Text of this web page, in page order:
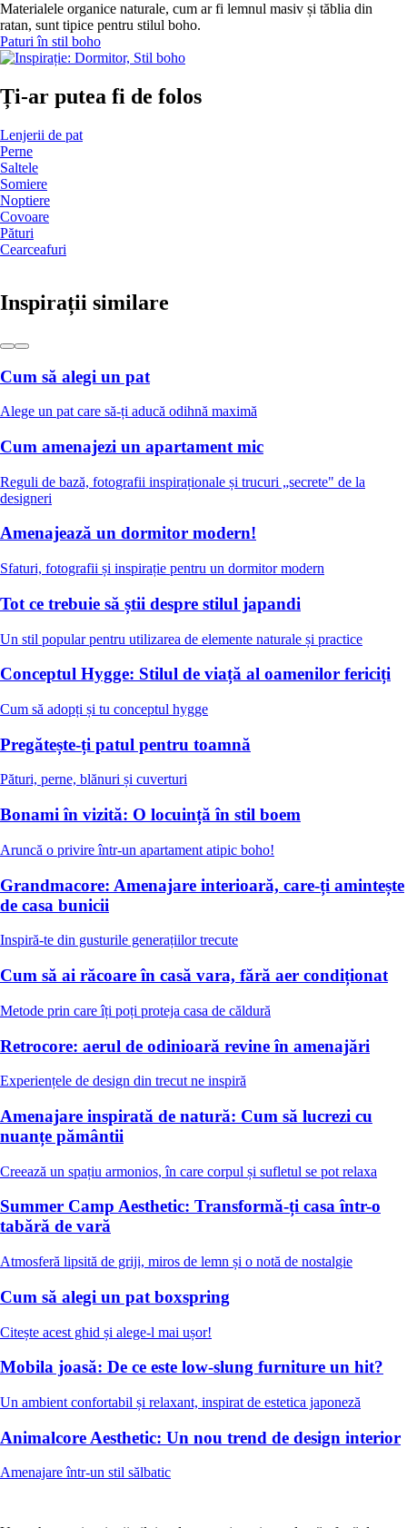
Materialele organice naturale, cum ar fi lemnul masiv și tăblia din
ratan, sunt tipice pentru stilul boho.
Paturi în stil boho
Ți-ar putea fi de folos
Lenjerii de pat
Perne
Saltele
Somiere
Noptiere
Covoare
Pături
Cearceafuri
Inspirații similare
Cum să alegi un pat
Alege un pat care să-ți aducă odihnă maximă
Cum amenajezi un apartament mic
Reguli de bază, fotografii inspiraționale și trucuri „secrete" de la
designeri
Amenajează un dormitor modern!
Sfaturi, fotografii și inspirație pentru un dormitor modern
Tot ce trebuie să știi despre stilul japandi
Un stil popular pentru utilizarea de elemente naturale și practice
Conceptul Hygge: Stilul de viață al oamenilor fericiți
Cum să adopți și tu conceptul hygge
Pregătește-ți patul pentru toamnă
Pături, perne, blănuri și cuverturi
Bonami în vizită: O locuință în stil boem
Aruncă o privire într-un apartament atipic boho!
Grandmacore: Amenajare interioară, care-ți amintește
de casa bunicii
Inspiră-te din gusturile generațiilor trecute
Cum să ai răcoare în casă vara, fără aer condiționat
Metode prin care îți poți proteja casa de căldură
Retrocore: aerul de odinioară revine în amenajări
Experiențele de design din trecut ne inspiră
Amenajare inspirată de natură: Cum să lucrezi cu
nuanțe pământii
Creează un spațiu armonios, în care corpul și sufletul se pot relaxa
Summer Camp Aesthetic: Transformă-ți casa într-o
tabără de vară
Atmosferă lipsită de griji, miros de lemn și o notă de nostalgie
Cum să alegi un pat boxspring
Citește acest ghid și alege-l mai ușor!
Mobila joasă: De ce este low-slung furniture un hit?
Un ambient confortabil și relaxant, inspirat de estetica japoneză
Animalcore Aesthetic: Un nou trend de design interior
Amenajare într-un stil sălbatic